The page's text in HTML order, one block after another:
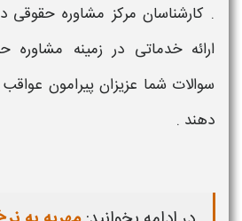
. کارشناسان مرکز مشاوره حقوقی
ارائه خدماتی در زمینه مشاوره
سوالات شما عزیزان پیرامون
دهند .